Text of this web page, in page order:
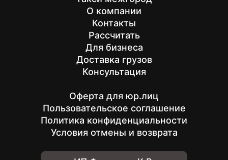
О компании
Контакты
Рассчитать
Для бизнеса
Доставка грузов
Консультация
Оферта для юр.лиц
Пользовательское соглашение
Политика конфиденциальности
Условия отмены и возврата